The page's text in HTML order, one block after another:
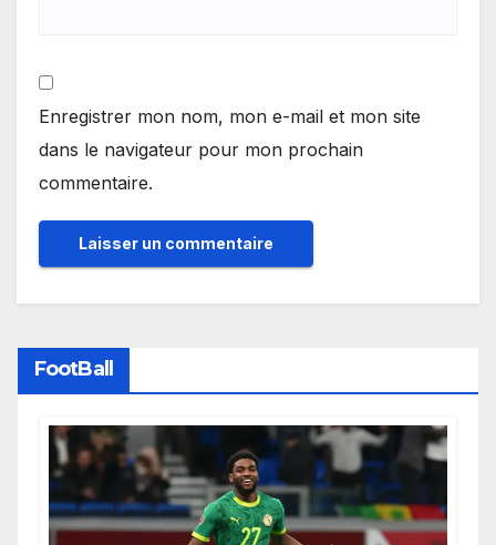
Enregistrer mon nom, mon e-mail et mon site
dans le navigateur pour mon prochain
commentaire.
FootBall